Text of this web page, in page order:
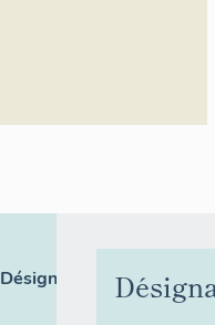
Désignation